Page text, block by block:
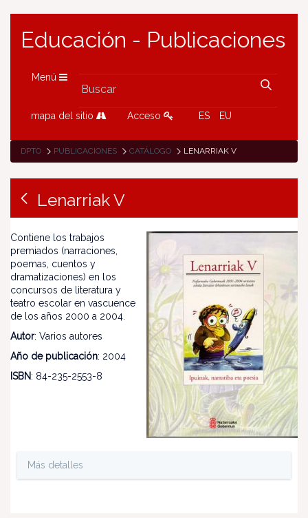
Educación - Publicaciones
Menú
mapa del sitio Acceso ES EU
DPTO PUBLICACIONES CATÁLOGO LENARRIAK V
Lenarriak V
Contiene los trabajos
premiados (narraciones,
poemas, cuentos y
dramatizaciones) en los
concursos de literatura y
teatro escolar en vascuence
de los años 2000 a 2004.
Autor: Varios autores
Año de publicación: 2004
ISBN: 84-235-2553-8
Más detalles